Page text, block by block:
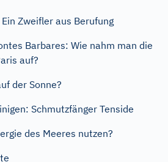
Zweifler aus Berufung
Barbares: Wie nahm man die
auf?
der Sonne?
Schmutzfänger Tenside
des Meeres nutzen?